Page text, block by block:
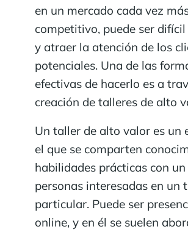
en un mercado cada vez
competitivo, puede ser
y atraer la atención de los
potenciales. Una de las
efectivas de hacerlo es a
creación de talleres de alto
Un taller de alto valor es un
el que se comparten
habilidades prácticas con
personas interesadas en un
particular. Puede ser
online, y en él se suelen